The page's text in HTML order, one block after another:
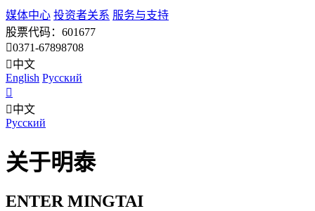
媒体中心 投资者关系 服务与支持
股票代码：601677
0371-67898708
中文
English Pусский
中文
Pусский
关于明泰
ENTER MINGTAI